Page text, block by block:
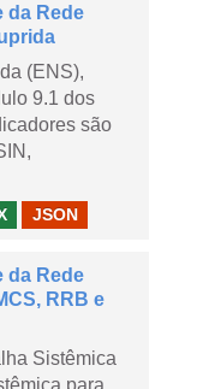
da Rede
(ENS),
9.1 dos
são
JSON
da Rede
RRB e
Sistêmica
para